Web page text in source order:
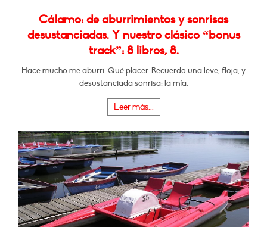
Cálamo: de aburrimientos y sonrisas
desustanciadas. Y nuestro clásico “bonus
track”: 8 libros, 8.
Hace mucho me aburrí. Qué placer. Recuerdo una leve, floja, y
desustanciada sonrisa: la mía.
Leer más...